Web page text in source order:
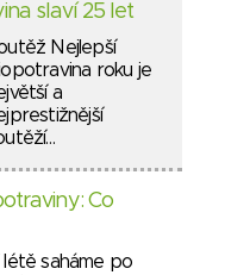
slaví 25 let
Nejlepší
roku je
a
Co
létě saháme po